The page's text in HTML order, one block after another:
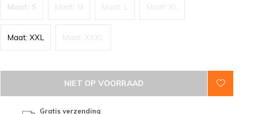
Maat: S Maat: M Maat: L Maat: XL
Maat: XXL Maat: XXXL
NIET OP VOORRAAD
Gratis verzending